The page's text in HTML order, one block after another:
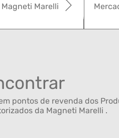
Marelli
pontos de revenda dos
da Magneti Marelli .